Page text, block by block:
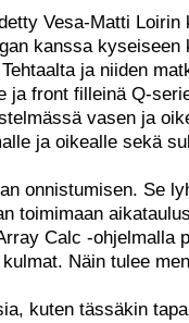
Vesa-Matti Loirin
kanssa kyseiseen
ja niiden
ja front filleinä Q-
vasen ja
ja oikealle sekä
onnistumisen. Se
toimimaan
Calc -ohjelmalla
Näin tulee
kuten tässäkin